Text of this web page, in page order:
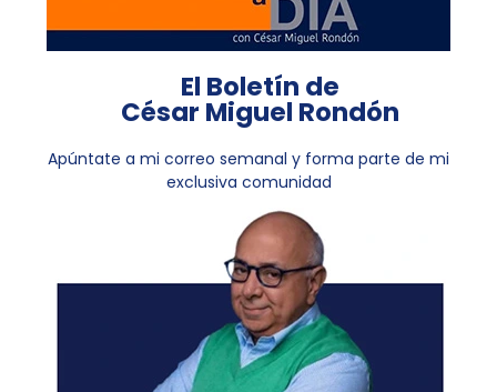
El Boletín de
César Miguel Rondón
Apúntate a mi correo semanal y forma parte de mi
exclusiva comunidad